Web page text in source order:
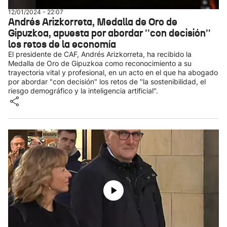
12/01/2024 - 22:07
Andrés Arizkorreta, Medalla de Oro de
Gipuzkoa, apuesta por abordar ''con decisión''
los retos de la economía
El presidente de CAF, Andrés Arizkorreta, ha recibido la
Medalla de Oro de Gipuzkoa como reconocimiento a su
trayectoria vital y profesional, en un acto en el que ha abogado
por abordar "con decisión" los retos de "la sostenibilidad, el
riesgo demográfico y la inteligencia artificial".